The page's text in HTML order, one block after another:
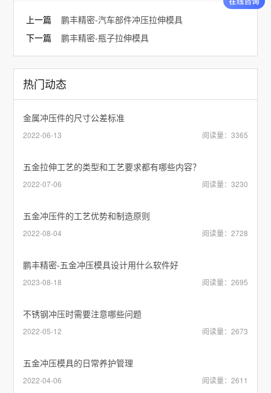
上一篇 鹏丰精密-汽车部件冲压拉伸模具
下一篇 鹏丰精密-瓶子拉伸模具
热门动态
金属冲压件的尺寸公差标准
2022-06-13 阅读量：3365
五金拉伸工艺的类型和工艺要求都有哪些内容？
2022-07-06 阅读量：3230
五金冲压件的工艺优势和制造原则
2022-08-04 阅读量：2728
鹏丰精密-五金冲压模具设计用什么软件好
2023-08-18 阅读量：2695
不锈钢冲压时需要注意哪些问题
2022-05-12 阅读量：2673
五金冲压模具的日常养护管理
2022-04-06 阅读量：2611